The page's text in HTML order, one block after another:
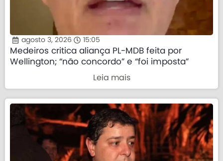
agosto 3, 2026 15:05
Medeiros critica aliança PL-MDB feita por
Wellington; “não concordo” e “foi imposta”
Leia mais